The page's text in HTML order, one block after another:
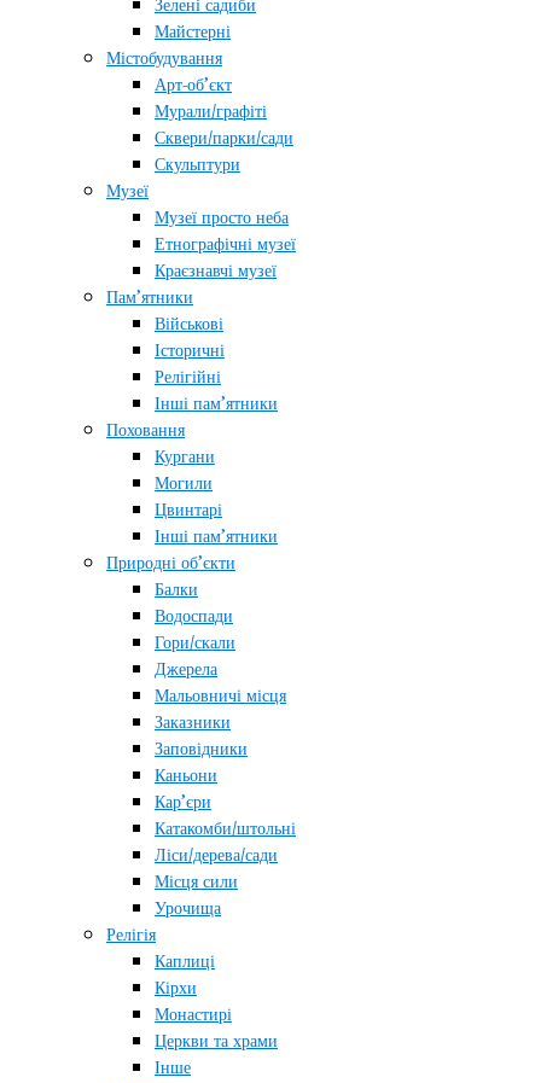
Зелені садиби
Майстерні
Містобудування
Арт-об’єкт
Мурали/графіті
Сквери/парки/сади
Скульптури
Музеї
Музеї просто неба
Етнографічні музеї
Краєзнавчі музеї
Пам’ятники
Військові
Історичні
Релігійні
Інші пам’ятники
Поховання
Кургани
Могили
Цвинтарі
Інші пам’ятники
Природні об’єкти
Балки
Водоспади
Гори/скали
Джерела
Мальовничі місця
Заказники
Заповідники
Каньони
Кар’єри
Катакомби/штольні
Ліси/дерева/сади
Місця сили
Урочища
Релігія
Каплиці
Кірхи
Монастирі
Церкви та храми
Інше